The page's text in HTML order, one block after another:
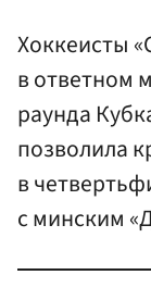
Хоккеисты
в ответном
раунда
позволила
в
с минским